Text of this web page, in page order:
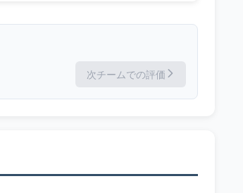
次チームでの評価